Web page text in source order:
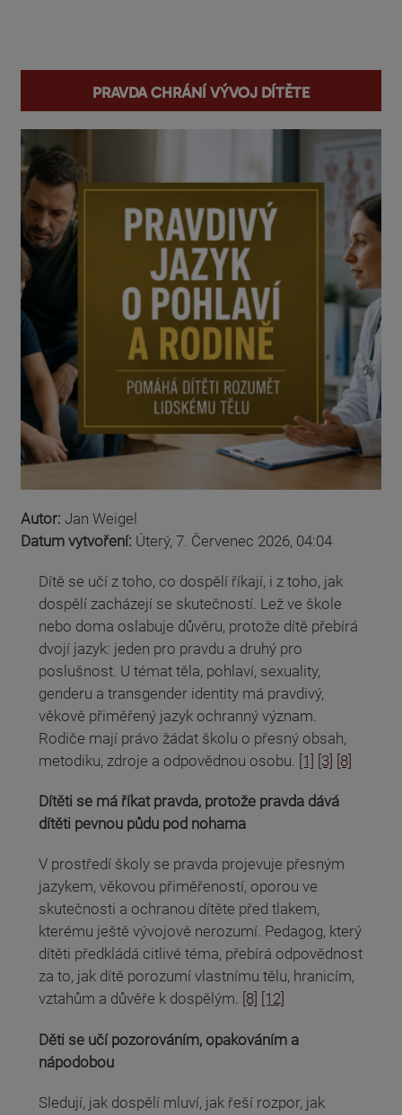
Pravda chrání vývoj dítěte
Autor: Jan Weigel
Datum vytvoření: Úterý, 7. Červenec 2026, 04:04
Dítě se učí z toho, co dospělí říkají, i z toho, jak
dospělí zacházejí se skutečností. Lež ve škole
nebo doma oslabuje důvěru, protože dítě přebírá
dvojí jazyk: jeden pro pravdu a druhý pro
poslušnost. U témat těla, pohlaví, sexuality,
genderu a transgender identity má pravdivý,
věkově přiměřený jazyk ochranný význam.
Rodiče mají právo žádat školu o přesný obsah,
metodiku, zdroje a odpovědnou osobu. [1] [3] [8]
Dítěti se má říkat pravda, protože pravda dává
dítěti pevnou půdu pod nohama
V prostředí školy se pravda projevuje přesným
jazykem, věkovou přiměřeností, oporou ve
skutečnosti a ochranou dítěte před tlakem,
kterému ještě vývojově nerozumí. Pedagog, který
dítěti předkládá citlivé téma, přebírá odpovědnost
za to, jak dítě porozumí vlastnímu tělu, hranicím,
vztahům a důvěře k dospělým. [8] [12]
Děti se učí pozorováním, opakováním a
nápodobou
Sledují, jak dospělí mluví, jak řeší rozpor, jak